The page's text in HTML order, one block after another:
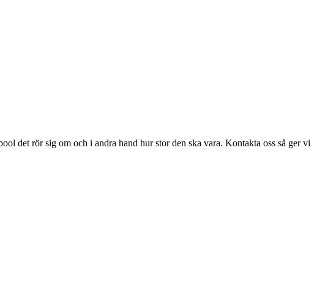
det rör sig om och i andra hand hur stor den ska vara. Kontakta oss så ger vi